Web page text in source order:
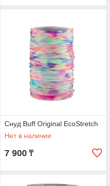
Снуд Buff Original EcoStretch
Нет в наличии
7 900 ₸